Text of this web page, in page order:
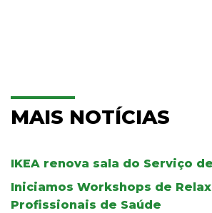
MAIS NOTÍCIAS
IKEA renova sala do Serviço
Iniciamos Workshops de
Profissionais de Saúde